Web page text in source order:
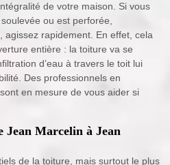
de votre maison. Si vous
ou est perforée,
agissez rapidement. En effet, cela
entière : la toiture va se
d’eau à travers le toit lui
Des professionnels en
en mesure de vous aider si
Jean Marcelin à Jean
de la toiture, mais surtout le plus